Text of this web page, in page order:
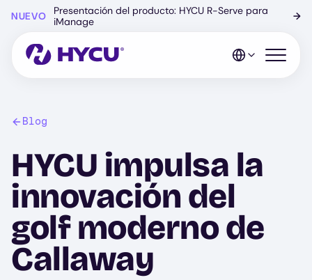
principal
NUEVO
Presentación del producto: HYCU R-Serve para
iManage
→
Abrir el
Blog
HYCU impulsa la
innovación del
golf moderno de
Callaway